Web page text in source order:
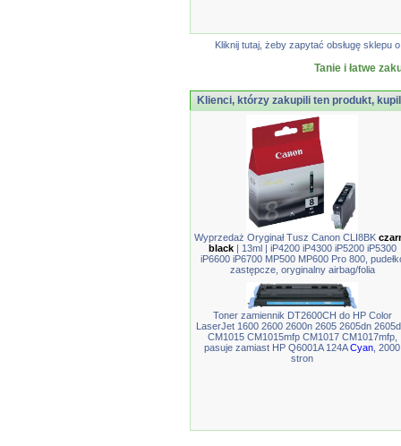
Kliknij tutaj, żeby zapytać obsługę
Tanie i łatwe
Klienci, którzy zakupili ten produkt,
Wyprzedaż Oryginał Tusz Canon CLI8BK
black| 13ml | iP4200 iP4300 iP5200 iP5300
iP6600 iP6700 MP500 MP600 Pro 800,
zastępcze, oryginalny airbag/folia
Toner zamiennik DT2600CH do HP Color
LaserJet 1600 2600 2600n 2605 2605dn
CM1015 CM1015mfp CM1017 CM1017mfp,
pasuje zamiast HP Q6001A 124ACyan , 2000
stron